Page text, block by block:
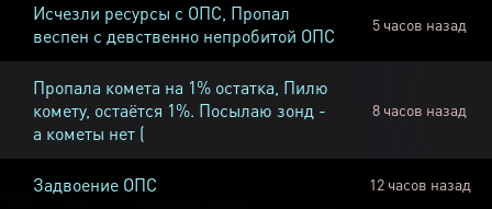
Исчезли ресурсы с ОПС, Пропал
веспен с девственно непробитой ОПС
5 часов назад
Пропала комета на 1% остатка, Пилю
комету, остаётся 1%. Посылаю зонд -
а кометы нет (
8 часов назад
Задвоение ОПС 12 часов назад